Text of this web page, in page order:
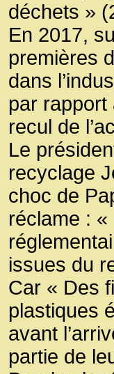
déchets »
En 2017,
premières
dans
par rapport
recul de
Le
recyclage
choc de
réclame :
issues du
Car « Des
plastiques
avant
partie de